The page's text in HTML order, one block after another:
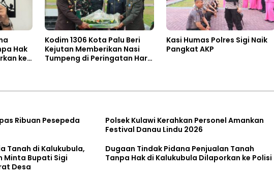
Hak
ke
Kodim 1306 Kota Palu Beri
Kejutan Memberikan Nasi
Tumpeng di Peringatan Hari
Kasi Humas Polres Sigi Naik
Pangkat AKP
Ribuan Pesepeda
Polsek Kulawi Kerahkan Personel Amankan
Festival Danau Lindu 2026
Tanah di Kalukubula,
Minta Bupati Sigi
Desa
Dugaan Tindak Pidana Penjualan Tanah
Tanpa Hak di Kalukubula Dilaporkan ke Polisi